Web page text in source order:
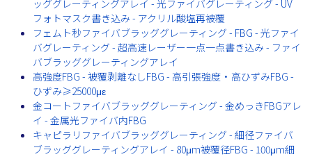
ッググレーティングアレイ - 光ファイバグレーティング - UV
フォトマスク書き込み - アクリル酸塩再被覆
フェムト秒ファイバブラッググレーティング - FBG - 光ファイ
バグレーティング - 超高速レーザー一点一点書き込み - ファイ
バブラッググレーティングアレイ
高強度FBG - 被覆剥離なしFBG - 高引張強度・高ひずみFBG -
ひずみ≥25000με
金コートファイバブラッググレーティング - 金めっきFBGアレ
イ - 金属光ファイバ内FBG
キャピラリファイバブラッググレーティング - 細径ファイバ
ブラッググレーティングアレイ - 80μm被覆径FBG - 100μm細